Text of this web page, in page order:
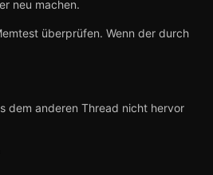
neu machen.
überprüfen. Wenn der durch
dem anderen Thread nicht hervor